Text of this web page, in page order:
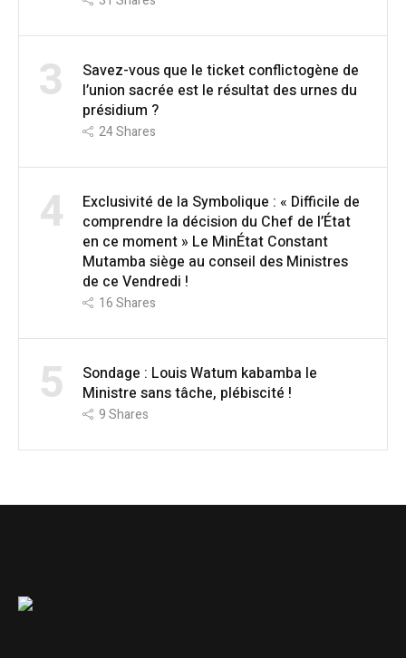
3
Savez-vous que le ticket conflictogène de
l’union sacrée est le résultat des urnes du
présidium ?
24Shares
4
Exclusivité de la Symbolique : « Difficile de
comprendre la décision du Chef de l’État
en ce moment » Le MinÉtat Constant
Mutamba siège au conseil des Ministres
de ce Vendredi !
16Shares
5
Sondage : Louis Watum kabamba le
Ministre sans tâche, plébiscité !
9Shares